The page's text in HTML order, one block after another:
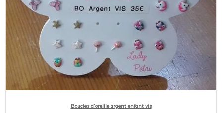
Boucles d’oreille argent enfant vis